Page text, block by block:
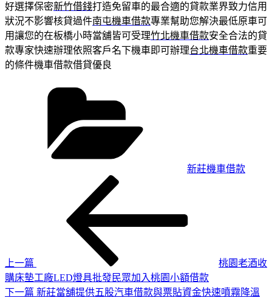
好選擇保密新竹借錢打造免留車的最合適的貸款業界致力信用
狀況不影響核貸過件南屯機車借款專業幫助您解決最低原車可
用讓您的在板橋小時當舖皆可受理竹北機車借款安全合法的貸
款專家快速辦理依照客戶名下機車即可辦理台北機車借款重要
的條件機車借款借貸優良
新莊機車借款
上一篇
桃園老酒收
購床墊工廠LED燈具批發民眾加入桃園小額借款
下
下一篇 新莊當舖提供五股汽車借款與票貼資金快速噴霧降溫